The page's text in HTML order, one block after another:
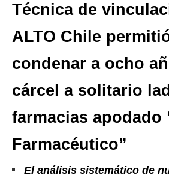
Técnica de
ALTO Chile
condenar a ocho
cárcel a solitario
farmacias apodado
Farmacéutico”
El análisis sistemático de